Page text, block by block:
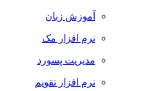
آموزش زبان
نرم افزار مک
مدیریت پسورد
نرم افزار تقویم